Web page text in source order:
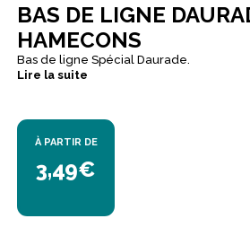
BAS DE LIGNE
HAMECONS
Bas de ligne Spécial Daurade.
Lire la suite
À PARTIR DE
3,49€